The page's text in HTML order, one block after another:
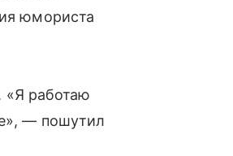
юмориста
«Я работаю
— пошутил